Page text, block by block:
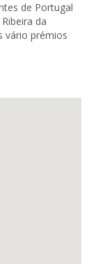
de Portugal
da
vário prémios